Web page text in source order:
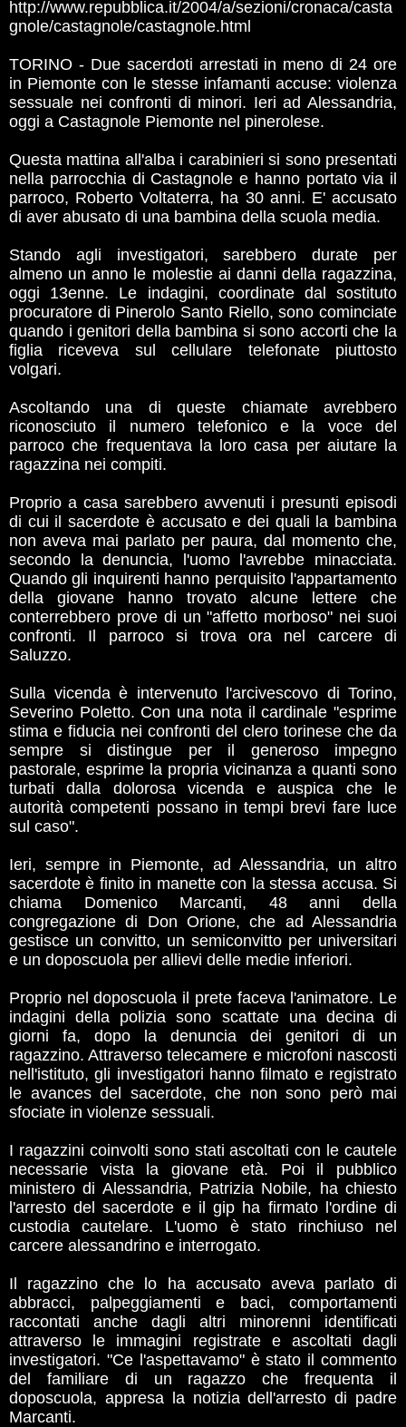
http://www.repubblica.it/2004/a/sezioni/cronaca/casta
gnole/castagnole/castagnole.html
TORINO - Due sacerdoti arrestati in meno di 24 ore
in Piemonte con le stesse infamanti accuse: violenza
sessuale nei confronti di minori. Ieri ad Alessandria,
oggi a Castagnole Piemonte nel pinerolese.
Questa mattina all'alba i carabinieri si sono presentati
nella parrocchia di Castagnole e hanno portato via il
parroco, Roberto Voltaterra, ha 30 anni. E' accusato
di aver abusato di una bambina della scuola media.
Stando agli investigatori, sarebbero durate per
almeno un anno le molestie ai danni della ragazzina,
oggi 13enne. Le indagini, coordinate dal sostituto
procuratore di Pinerolo Santo Riello, sono cominciate
quando i genitori della bambina si sono accorti che la
figlia riceveva sul cellulare telefonate piuttosto
volgari.
Ascoltando una di queste chiamate avrebbero
riconosciuto il numero telefonico e la voce del
parroco che frequentava la loro casa per aiutare la
ragazzina nei compiti.
Proprio a casa sarebbero avvenuti i presunti episodi
di cui il sacerdote è accusato e dei quali la bambina
non aveva mai parlato per paura, dal momento che,
secondo la denuncia, l'uomo l'avrebbe minacciata.
Quando gli inquirenti hanno perquisito l'appartamento
della giovane hanno trovato alcune lettere che
conterrebbero prove di un "affetto morboso" nei suoi
confronti. Il parroco si trova ora nel carcere di
Saluzzo.
Sulla vicenda è intervenuto l'arcivescovo di Torino,
Severino Poletto. Con una nota il cardinale "esprime
stima e fiducia nei confronti del clero torinese che da
sempre si distingue per il generoso impegno
pastorale, esprime la propria vicinanza a quanti sono
turbati dalla dolorosa vicenda e auspica che le
autorità competenti possano in tempi brevi fare luce
sul caso".
Ieri, sempre in Piemonte, ad Alessandria, un altro
sacerdote è finito in manette con la stessa accusa. Si
chiama Domenico Marcanti, 48 anni della
congregazione di Don Orione, che ad Alessandria
gestisce un convitto, un semiconvitto per universitari
e un doposcuola per allievi delle medie inferiori.
Proprio nel doposcuola il prete faceva l'animatore. Le
indagini della polizia sono scattate una decina di
giorni fa, dopo la denuncia dei genitori di un
ragazzino. Attraverso telecamere e microfoni nascosti
nell'istituto, gli investigatori hanno filmato e registrato
le avances del sacerdote, che non sono però mai
sfociate in violenze sessuali.
I ragazzini coinvolti sono stati ascoltati con le cautele
necessarie vista la giovane età. Poi il pubblico
ministero di Alessandria, Patrizia Nobile, ha chiesto
l'arresto del sacerdote e il gip ha firmato l'ordine di
custodia cautelare. L'uomo è stato rinchiuso nel
carcere alessandrino e interrogato.
Il ragazzino che lo ha accusato aveva parlato di
abbracci, palpeggiamenti e baci, comportamenti
raccontati anche dagli altri minorenni identificati
attraverso le immagini registrate e ascoltati dagli
investigatori. "Ce l'aspettavamo" è stato il commento
del familiare di un ragazzo che frequenta il
doposcuola, appresa la notizia dell'arresto di padre
Marcanti.